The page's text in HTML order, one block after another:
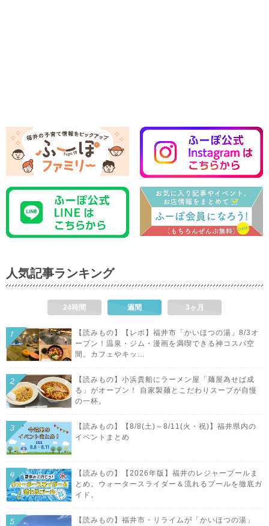
人気記事ランキング
24時間 週間 3ヶ月
【読みもの】【レポ】福井市「かいほつの湯」8/3オ
ープン！温泉・ジム・漫画を満喫できる神コスパ空
間。カフェやキッ...
【読みもの】小浜貴船にラーメン屋「麺屋為せば成
る」がオープン！ 自家製麺とこだわりスープが自慢
の一杯。
【読みもの】【8/8(土)～8/11(火・祝)】福井県内の
イベントまとめ
【読みもの】【2026年版】福井のレジャープールま
とめ。ウォータースライダー＆流れるプールを徹底ガ
イド。
【読みもの】福井市・リライムが「かいほつの湯」